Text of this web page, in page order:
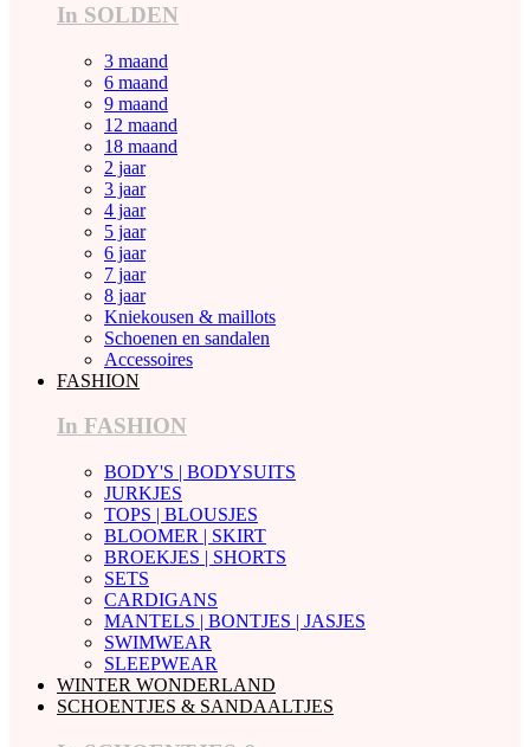
In SOLDEN
3 maand
6 maand
9 maand
12 maand
18 maand
2 jaar
3 jaar
4 jaar
5 jaar
6 jaar
7 jaar
8 jaar
Kniekousen & maillots
Schoenen en sandalen
Accessoires
FASHION
In FASHION
BODY'S | BODYSUITS
JURKJES
TOPS | BLOUSJES
BLOOMER | SKIRT
BROEKJES | SHORTS
SETS
CARDIGANS
MANTELS | BONTJES | JASJES
SWIMWEAR
SLEEPWEAR
WINTER WONDERLAND
SCHOENTJES & SANDAALTJES